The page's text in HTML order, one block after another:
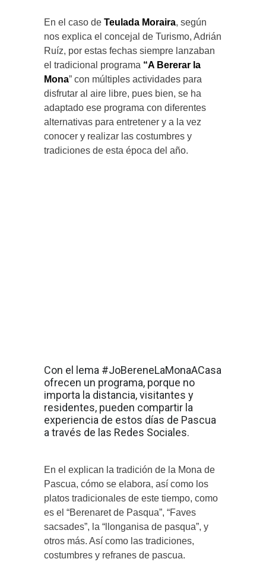
En el caso de Teulada Moraira, según
nos explica el concejal de Turismo, Adrián
Ruíz, por estas fechas siempre lanzaban
el tradicional programa “A Bererar la
Mona” con múltiples actividades para
disfrutar al aire libre, pues bien, se ha
adaptado ese programa con diferentes
alternativas para entretener y a la vez
conocer y realizar las costumbres y
tradiciones de esta época del año.
Con el lema #JoBereneLaMonaACasa
ofrecen un programa, porque no
importa la distancia, visitantes y
residentes, pueden compartir la
experiencia de estos días de Pascua
a través de las Redes Sociales.
En el explican la tradición de la Mona de
Pascua, cómo se elabora, así como los
platos tradicionales de este tiempo, como
es el “Berenaret de Pasqua”, “Faves
sacsades”, la “llonganisa de pasqua”, y
otros más. Así como las tradiciones,
costumbres y refranes de pascua.